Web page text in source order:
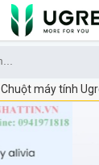
Chuột máy tính